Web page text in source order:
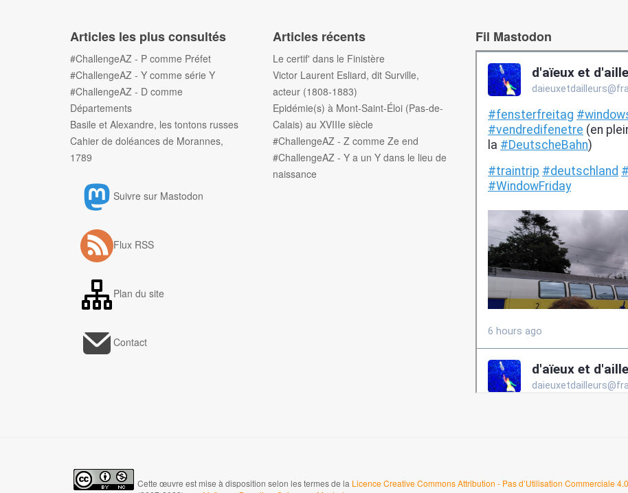
Articles les plus consultés
#ChallengeAZ - P comme Préfet
#ChallengeAZ - Y comme série Y
#ChallengeAZ - D comme
Départements
Basile et Alexandre, les tontons russes
Cahier de doléances de Morannes,
1789
Suivre sur Mastodon
Flux RSS
Plan du site
Contact
Articles récents
Le certif' dans le Finistère
Victor Laurent Esliard, dit Surville,
acteur (1808-1883)
Epidémie(s) à Mont-Saint-Éloi (Pas-de-
Calais) au XVIIIe siècle
#ChallengeAZ - Z comme Ze end
#ChallengeAZ - Y a un Y dans le lieu de
naissance
Fil Mastodon
Cette œuvre est mise à disposition selon les termes de la Licence Creative Commons Attribution - Pas d’Utilisation Commerciale